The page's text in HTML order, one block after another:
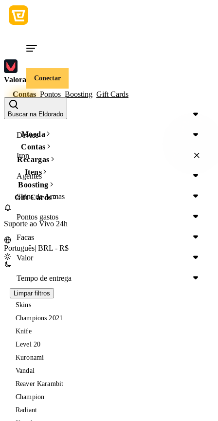
Conectar
Buscar na Eldorado
Moeda
Contas
Recargas
Itens
Boosting
Gift Cards
Suporte ao Vivo 24h
Português| BRL - R$
Valorant
Contas Pontos Boosting Gift Cards
Região
Device
Iron
Agentes
Skins de Armas
Pontos gastos
Facas
Valor
Tempo de entrega
Limpar filtros
Skins
Champions 2021
Knife
Level 20
Kuronami
Vandal
Reaver Karambit
Champion
Radiant